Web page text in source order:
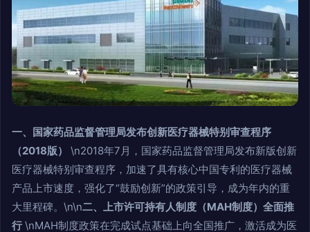
一、国家药品监督管理局发布创新医疗器械特别审查程序
（2018版）
\n2018年7月，国家药品监督管理局发布新版创新
医疗器械特别审查程序，加速了具有核心中国专利的医疗器械
产品上市速度，强化了“鼓励创新”的政策引导，成为年内的重
大里程碑。\n\n二、上市许可持有人制度（MAH制度）全面推
行 \nMAH制度政策在完成试点基础上向全国推广，激活成为医